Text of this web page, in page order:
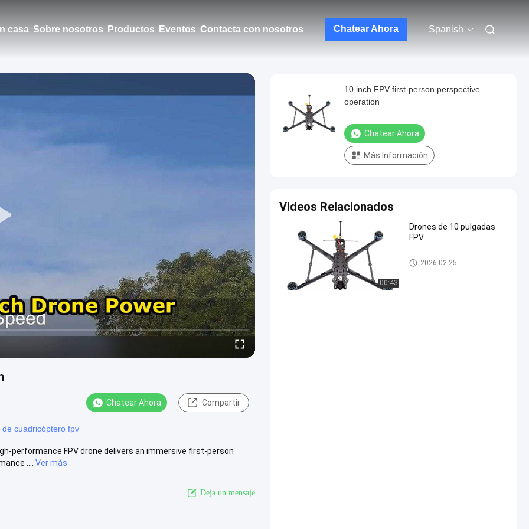
casa Sobre nosotros Productos Eventos Contacta con nosotros Chatear Ahora Spanish
Chatear Ahora Compartir
de cuadricóptero fpv
performance FPV drone delivers an immersive first-person
....
Ver más
Deja un mensaje
10 inch FPV first-person perspective
operation
Chatear Ahora
Más Información
Videos Relacionados
00:43
Drones de 10 pulgadas
FPV
Dron FPV
2026-02-25